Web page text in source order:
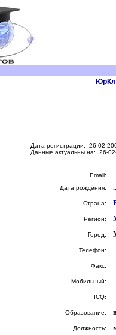
Дата регистрации: 26-02-
Данные актуальны на: 26-
Email:
Дата рождения:
..
Страна:
Регион:
Город:
Телефон:
Факс:
Мобильный:
ICQ:
Образование:
Должность: